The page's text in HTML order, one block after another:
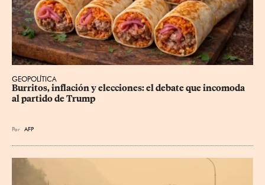
GEOPOLÍTICA
Burritos, inflación y elecciones: el debate que incomoda
al partido de Trump
Por AFP